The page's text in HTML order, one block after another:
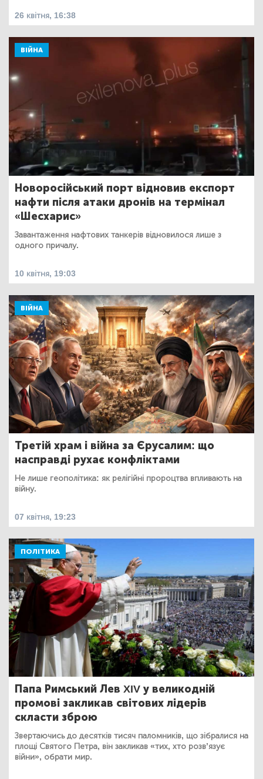
26 квітня, 16:38
ВІЙНА
Новоросійський порт відновив експорт
нафти після атаки дронів на термінал
«Шесхарис»
Завантаження нафтових танкерів відновилося лише з
одного причалу.
10 квітня, 19:03
ВІЙНА
Третій храм і війна за Єрусалим: що
насправді рухає конфліктами
Не лише геополітика: як релігійні пророцтва впливають на
війну.
07 квітня, 19:23
ПОЛІТИКА
Папа Римський Лев XIV у великодній
промові закликав світових лідерів
скласти зброю
Звертаючись до десятків тисяч паломників, що зібралися на
площі Святого Петра, він закликав «тих, хто розв’язує
війни», обрати мир.